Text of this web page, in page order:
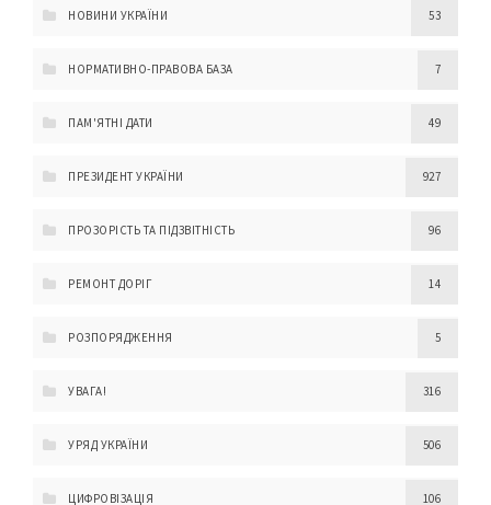
НОВИНИ УКРАЇНИ 53
НОРМАТИВНО-ПРАВОВА БАЗА 7
ПАМ'ЯТНІ ДАТИ 49
ПРЕЗИДЕНТ УКРАЇНИ 927
ПРОЗОРІСТЬ ТА ПІДЗВІТНІСТЬ 96
РЕМОНТ ДОРІГ 14
РОЗПОРЯДЖЕННЯ 5
УВАГА! 316
УРЯД УКРАЇНИ 506
ЦИФРОВІЗАЦІЯ 106